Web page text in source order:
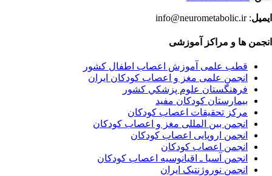
ایمیل: info@neurometabolic.ir
انجمن ها و مراکز آموزشی
قطب علمی آموزش اعصاب اطفال کشور
انجمن علمی مغز و اعصاب کودکان ایران
فرهنگستان علوم پزشكي كشور
بیمارستان کودکان مفید
مرکز تحقیقات اعصاب کودکان
انجمن بین المللی مغز و اعصاب کودکان
انجمن اروپایی اعصاب کودکان
انجمن اعصاب کودکان
انجمن آسیا ـ اقیانوسیه اعصاب کودکان
انجمن نوروژنتیک ایران